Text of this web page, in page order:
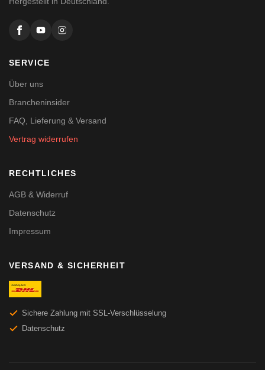
SERVICE
Über uns
Brancheninsider
FAQ, Lieferung & Versand
Vertrag widerrufen
RECHTLICHES
AGB & Widerruf
Datenschutz
Impressum
VERSAND & SICHERHEIT
Sichere Zahlung mit SSL-Verschlüsselung
Datenschutz